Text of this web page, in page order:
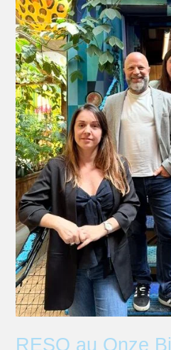
RESO au Onze
Festival
!